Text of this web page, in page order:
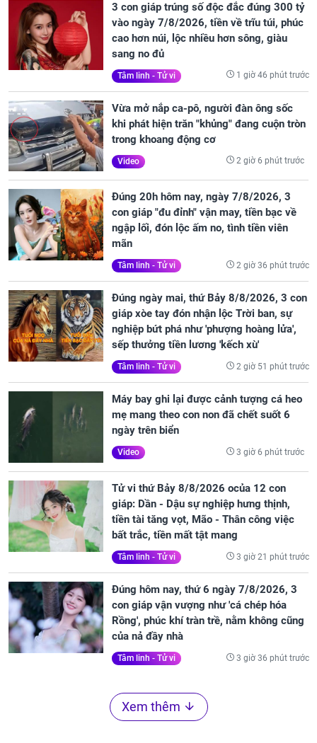
3 con giáp trúng số độc đắc đúng 300 tỷ
vào ngày 7/8/2026, tiền về trĩu túi, phúc
cao hơn núi, lộc nhiều hơn sông, giàu
sang no đủ
Tâm linh - Tử vi 1 giờ 46 phút trước
Vừa mở nắp ca-pô, người đàn ông sốc
khi phát hiện trăn "khủng" đang cuộn tròn
trong khoang động cơ
Video 2 giờ 6 phút trước
Đúng 20h hôm nay, ngày 7/8/2026, 3
con giáp "đu đỉnh" vận may, tiền bạc về
ngập lối, đón lộc ấm no, tình tiền viên
mãn
Tâm linh - Tử vi 2 giờ 36 phút trước
Đúng ngày mai, thứ Bảy 8/8/2026, 3 con
giáp xòe tay đón nhận lộc Trời ban, sự
nghiệp bứt phá như 'phượng hoàng lửa',
sếp thưởng tiền lương 'kếch xù'
Tâm linh - Tử vi 2 giờ 51 phút trước
Máy bay ghi lại được cảnh tượng cá heo
mẹ mang theo con non đã chết suốt 6
ngày trên biển
Video 3 giờ 6 phút trước
Tử vi thứ Bảy 8/8/2026 ocủa 12 con
giáp: Dần - Dậu sự nghiệp hưng thịnh,
tiền tài tăng vọt, Mão - Thân công việc
bất trắc, tiền mất tật mang
Tâm linh - Tử vi 3 giờ 21 phút trước
Đúng hôm nay, thứ 6 ngày 7/8/2026, 3
con giáp vận vượng như 'cá chép hóa
Rồng', phúc khí tràn trề, nằm không cũng
của nả đầy nhà
Tâm linh - Tử vi 3 giờ 36 phút trước
Xem thêm